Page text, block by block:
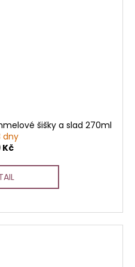
šišky a slad 270ml
dny
Kč